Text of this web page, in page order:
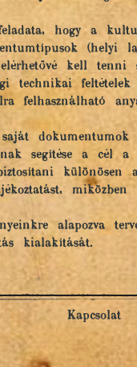
hogy a
(helyi
kell tenni
technikai
felhasználható
segítése a cél a
különösen
alapozva
kialakítását.
Kapcsolat